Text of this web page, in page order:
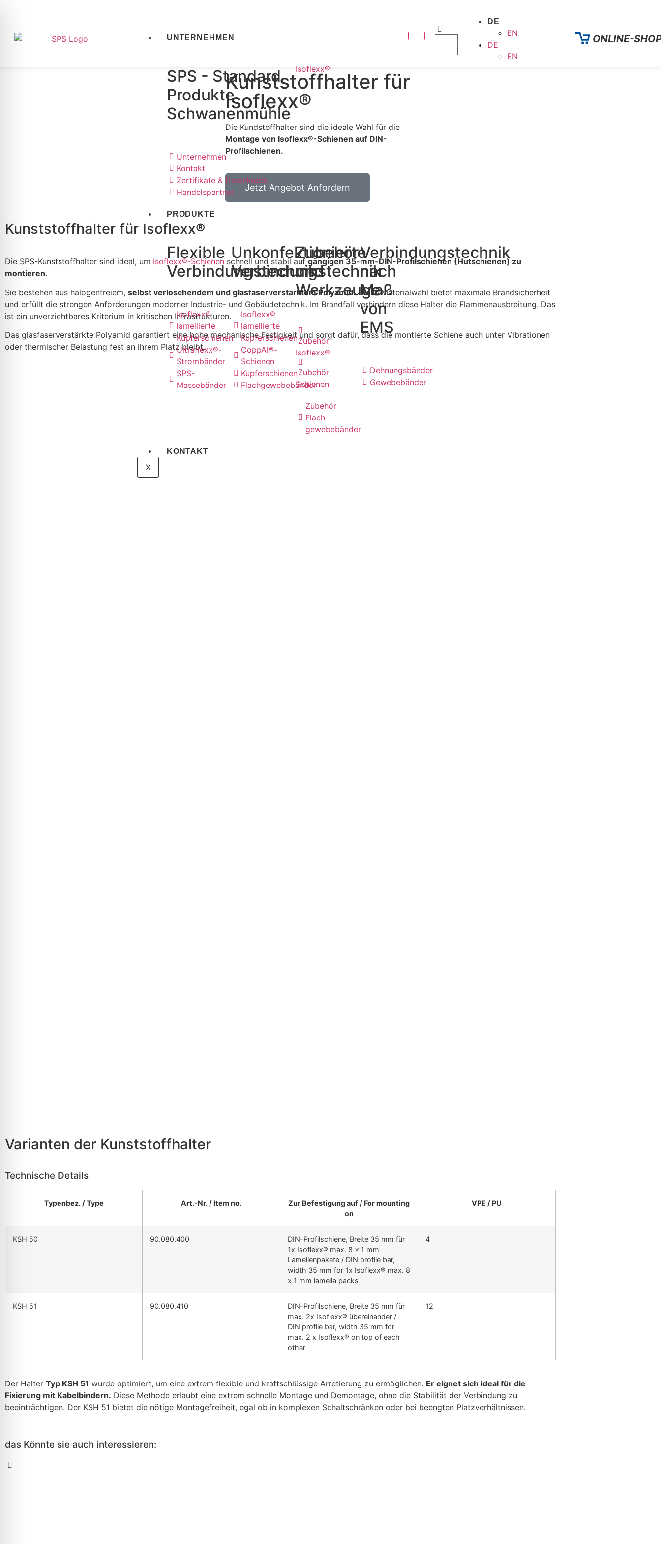
UNTERNEHMEN
SPS - Standard
Produkte
Schwanenmühle
Unternehmen
Kontakt
Zertifikate & Downloads
Handelspartner
Isoflexx®
PRODUKTE
Flexible
Verbindungstechnik
Isoflexx®
lamellierte
Kupferschienen
Ultraflexx®-
Strombänder
SPS-
Massebänder
Unkonfektionierte
Verbindungstechnik
Isoflexx®
lamellierte
Kupferschienen
CoppAl®-
Schienen
Kupferschienen
Flachgewebebänder
Zubehör
und
Werkzeuge
Zubehör
Isoflexx®
Zubehör
Schienen
Zubehör
Flach-
gewebebänder
Verbindungstechnik
nach
Maß
von
EMS
Dehnungsbänder
Gewebebänder
KONTAKT
X
DE
EN
DE
EN
ONLINE-
Kunststoffhalter für
Isoflexx®
Die Kundstoffhalter sind die ideale Wahl für die
Montage von Isoflexx®-Schienen auf DIN-
Profilschienen.
Jetzt Angebot Anfordern
Kunststoffhalter für Isoflexx®
Die SPS-Kunststoffhalter sind ideal, um Isoflexx®-Schienen schnell und stabil aufgängigen 35-mm-DIN-Profilschienen (Hutschienen) zu
montieren.
Sie bestehen aus halogenfreiem, selbst verlöschendem und glasfaserverstärktem Polyamid.Diese Materialwahl bietet maximale Brandsicherheit
und erfüllt die strengen Anforderungen moderner Industrie- und Gebäudetechnik. Im Brandfall verhindern diese Halter die Flammenausbreitung. Das
ist ein unverzichtbares Kriterium in kritischen Infrastrukturen.
Das glasfaserverstärkte Polyamid garantiert eine hohe mechanische Festigkeit und sorgt dafür, dass die montierte Schiene auch unter Vibrationen
oder thermischer Belastung fest an ihrem Platz bleibt.
Varianten der Kunststoffhalter
Technische Details
Typenbez. / Type Art.-Nr. / Item no.
Zur Befestigung auf / For mounting
on
VPE / PU
KSH 50 90.080.400
DIN-Profilschiene, Breite 35 mm für
1x Isoflexx® max. 8 x 1 mm
Lamellenpakete / DIN profile bar,
width 35 mm for 1x Isoflexx® max. 8
x 1 mm lamella packs
4
KSH 51 90.080.410
DIN-Profilschiene, Breite 35 mm für
max. 2x Isoflexx® übereinander /
DIN profile bar, width 35 mm for
max. 2 x Isoflexx® on top of each
other
12
Der Halter Typ KSH 51 wurde optimiert, um eine extrem flexible und kraftschlüssige Arretierung zu ermöglichen. Er eignet sich ideal für die
Fixierung mit Kabelbindern. Diese Methode erlaubt eine extrem schnelle Montage und Demontage, ohne die Stabilität der Verbindung zu
beeinträchtigen. Der KSH 51 bietet die nötige Montagefreiheit, egal ob in komplexen Schaltschränken oder bei beengten Platzverhältnissen.
das Könnte sie auch interessieren: